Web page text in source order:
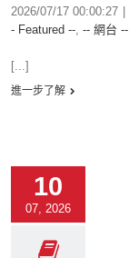
2026/07/17 00:00:27
- Featured --, -- 網台 --
[...]
進一步了解
10
07, 2026